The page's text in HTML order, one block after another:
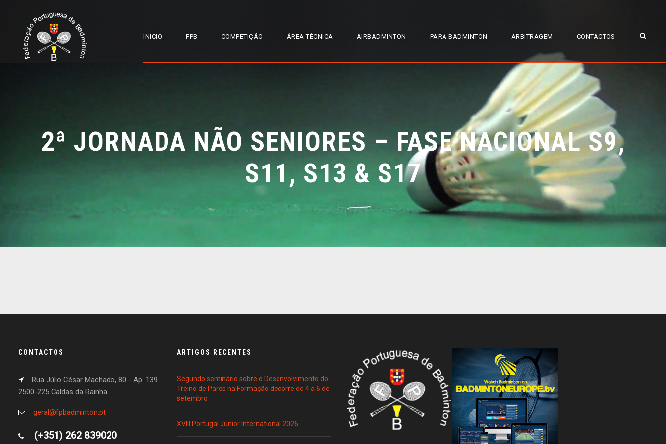
INICIO FPB COMPETIÇÃO ÁREA TÉCNICA AIRBADMINTON PARA BADMINTON ARBITRAGEM CONTACTOS
2ª JORNADA NÃO SENIORES – FASE NACIONAL S9,
S11, S13 & S17
CONTACTOS
Rua Júlio César Machado, 80 - Ap. 139
2500-225 Caldas da Rainha
geral@fpbadminton.pt
(+351) 262 839020
ARTIGOS RECENTES
Segundo seminário sobre o Desenvolvimento do
Treino de Pares na Formação decorre de 4 a 6 de
setembro
XVIII Portugal Junior International 2026